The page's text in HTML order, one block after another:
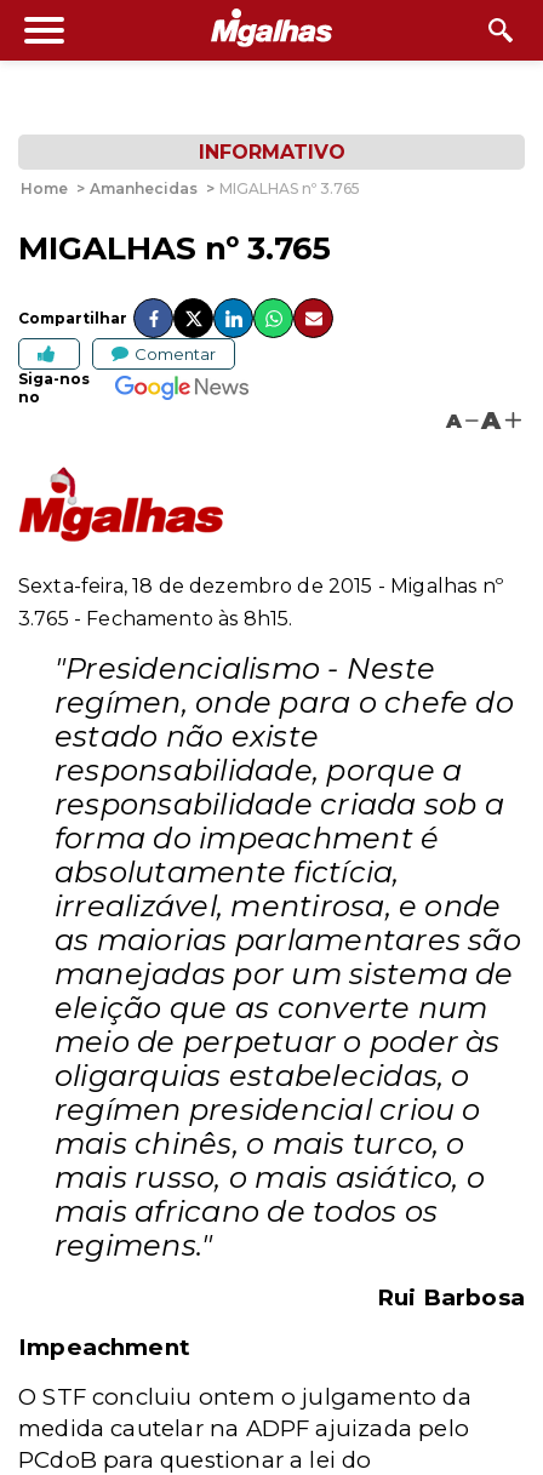
INFORMATIVO
Home > Amanhecidas > MIGALHAS nº 3.765
MIGALHAS nº 3.765
Compartilhar
Comentar
Siga-nos
no
A A
Sexta-feira, 18 de dezembro de 2015 - Migalhas nº
3.765 - Fechamento às 8h15.
"Presidencialismo - Neste
regímen, onde para o chefe do
estado não existe
responsabilidade, porque a
responsabilidade criada sob a
forma do impeachment é
absolutamente fictícia,
irrealizável, mentirosa, e onde
as maiorias parlamentares são
manejadas por um sistema de
eleição que as converte num
meio de perpetuar o poder às
oligarquias estabelecidas, o
regímen presidencial criou o
mais chinês, o mais turco, o
mais russo, o mais asiático, o
mais africano de todos os
regimens."
Rui Barbosa
Impeachment
O STF concluiu ontem o julgamento da
medida cautelar na ADPF ajuizada pelo
PCdoB para questionar a lei do